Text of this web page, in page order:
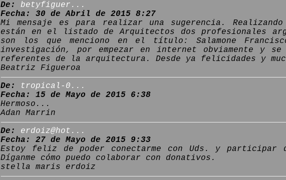
De:
betyfiguer...
Fecha: 30 de Abril de 2015 8:27
Mi mensaje es para realizar una sugerencia.
están en el listado de Arquitectos dos profesionales
son los que menciono en el título: Salamone
investigación, por empezar en internet obviamente y
referentes de la arquitectura. Desde ya felicidades y
Beatriz Figueroa
De:
tropical-0...
Fecha: 15 de Mayo de 2015 6:38
Hermoso...
Adan Marrin
De:
erdoiz@hot...
Fecha: 27 de Mayo de 2015 9:33
Estoy feliz de poder conectarme con Uds. y
Díganme cómo puedo colaborar con donativos.
stella maris erdoiz